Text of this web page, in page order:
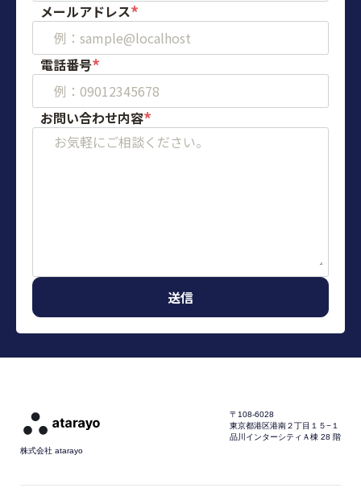
メールアドレス*
電話番号*
お問い合わせ内容*
株式会社 atarayo
〒108-6028
東京都港区港南２丁目１５−１
品川インターシティＡ棟 28 階